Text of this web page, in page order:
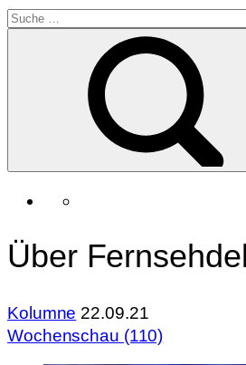
Über
Kolumne 22.09.21
Wochenschau (110)